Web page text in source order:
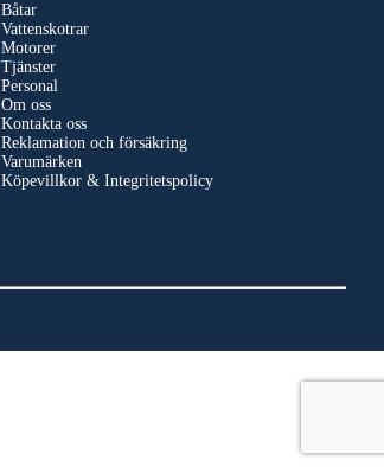
Båtar
Vattenskotrar
Motorer
Tjänster
Personal
Om oss
Kontakta oss
Reklamation och försäkring
Varumärken
Köpevillkor & Integritetspolicy